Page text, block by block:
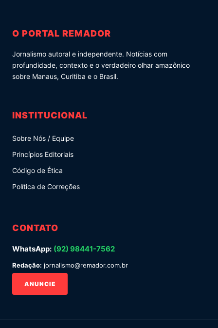
O PORTAL REMADOR
Jornalismo autoral e independente. Notícias com
profundidade, contexto e o verdadeiro olhar amazônico
sobre Manaus, Curitiba e o Brasil.
INSTITUCIONAL
Sobre Nós / Equipe
Princípios Editoriais
Código de Ética
Política de Correções
CONTATO
WhatsApp: (92) 98441-7562
Redação: jornalismo@remador.com.br
ANUNCIE